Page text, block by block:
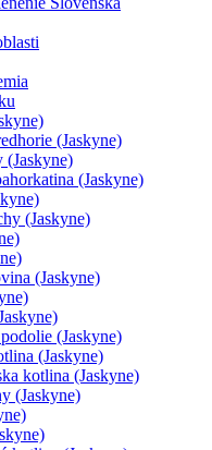
(Jaskyne)
(Jaskyne)
(Jaskyne)
(Jaskyne)
(Jaskyne)
(Jaskyne)
(Jaskyne)
kotlina (Jaskyne)
(Jaskyne)